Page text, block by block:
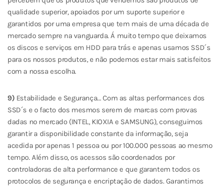
qualidade superior, apoiados por um suporte superior e
garantidos por uma empresa que tem mais de uma década de
mercado sempre na vanguarda. Á muito tempo que deixamos
os discos e serviços em HDD para trás e apenas usamos SSD´s
para os nossos produtos, e não podemos estar mais satisfeitos
com a nossa escolha.
9) Estabilidade e Segurança… Com as altas performances dos
SSD´s e o facto dos mesmos serem de marcas com provas
dadas no mercado (INTEL, KIOXIA e SAMSUNG), conseguimos
garantir a disponibilidade constante da informação, seja
acedida por apenas 1 pessoa ou por 100.000 pessoas ao mesmo
tempo. Além disso, os acessos são coordenados por
controladoras de alta performance e que garantem todos os
protocolos de segurança e encriptação de dados. Garantimos